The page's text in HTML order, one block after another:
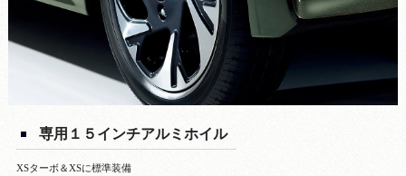
専用１５インチアルミホイル
XSターボ＆XSに標準装備